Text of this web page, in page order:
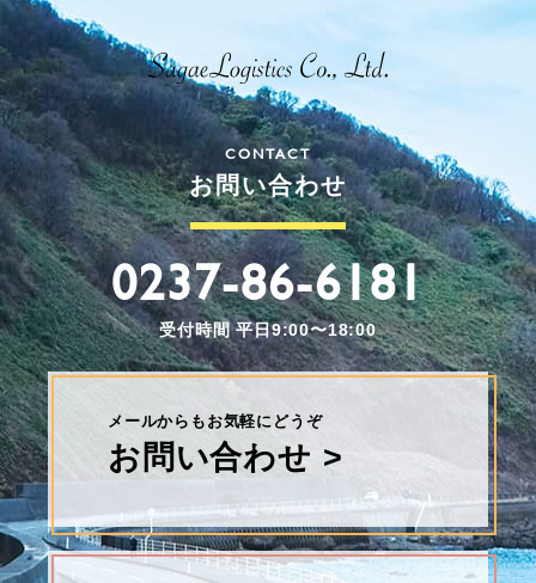
CONTACT
お問い合わせ
0237-86-6181
受付時間 平日9:00〜18:00
メールからもお気軽にどうぞ
お問い合わせ >